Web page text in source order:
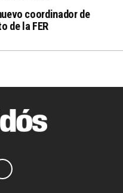
coordinador de
de la FER